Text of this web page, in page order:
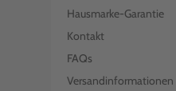
Hausmarke-Garantie
Kontakt
FAQs
Versandinformationen